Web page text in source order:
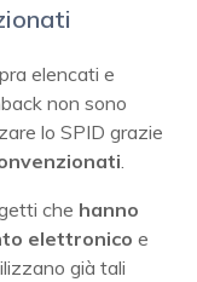
elencati e
non sono
lo SPID grazie
che hanno
elettronico e
già tali